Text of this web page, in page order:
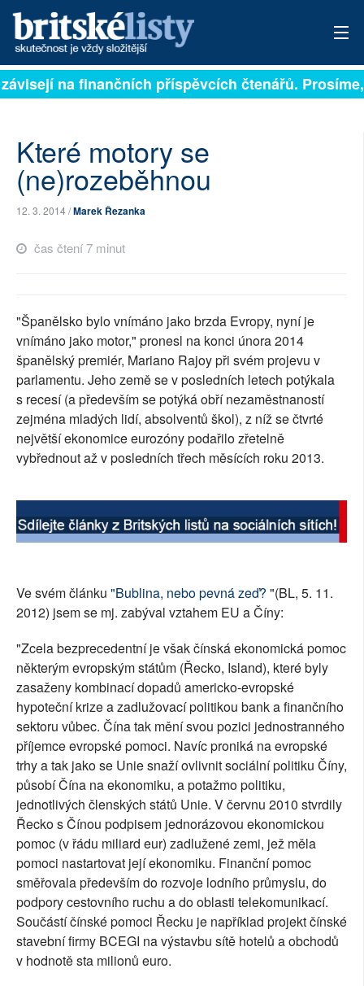
PŘIHLÁSIT
ARCHIV
ROZHOVORY
PŘÍSPĚVKY NA PROVOZ
SOCIÁLNÍ SÍTĚ
RUBRIKY
PLNÁ VERZE STRÁNEK
na finančních příspěvcích čtenářů. Prosíme,
Které motory se
(ne)rozeběhnou
12. 3. 2014 /Marek Řezanka
čas čtení 7 minut
"Španělsko bylo vnímáno jako brzda Evropy, nyní je
vnímáno jako motor," pronesl na konci února 2014
španělský premiér, Mariano Rajoy při svém projevu v
parlamentu. Jeho země se v posledních letech potýkala
s recesí (a především se potýká obří nezaměstnaností
zejména mladých lidí, absolventů škol), z níž se čtvrté
největší ekonomice eurozóny podařilo zřetelně
vybřednout až v posledních třech měsících roku 2013.
Ve svém článku "Bublina, nebo pevná zeď? "(BL, 5. 11.
2012) jsem se mj. zabýval vztahem EU a Číny:
"Zcela bezprecedentní je však čínská ekonomická pomoc
některým evropským státům (Řecko, Island), které byly
zasaženy kombinací dopadů americko-evropské
hypoteční krize a zadlužovací politikou bank a finančního
sektoru vůbec. Čína tak mění svou pozici jednostranného
příjemce evropské pomoci. Navíc proniká na evropské
trhy a tak jako se Unie snaží ovlivnit sociální politiku Číny,
působí Čína na ekonomiku, a potažmo politiku,
jednotlivých členských států Unie. V červnu 2010 stvrdily
Řecko s Čínou podpisem jednorázovou ekonomickou
pomoc (v řádu miliard eur) zadlužené zemi, jež měla
pomoci nastartovat její ekonomiku. Finanční pomoc
směřovala především do rozvoje lodního průmyslu, do
podpory cestovního ruchu a do oblasti telekomunikací.
Součástí čínské pomoci Řecku je například projekt čínské
stavební firmy BCEGI na výstavbu sítě hotelů a obchodů
v hodnotě sta milionů euro.